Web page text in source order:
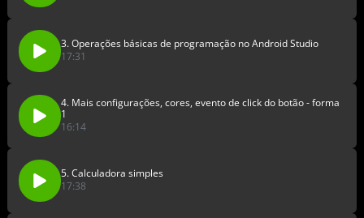
3. Operações básicas de programação no Android Studio
17:31
4. Mais configurações, cores, evento de click do botão - forma
1
16:14
5. Calculadora simples
17:38